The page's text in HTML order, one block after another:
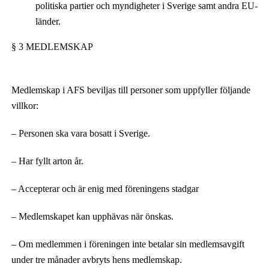
politiska partier och myndigheter i Sverige samt andra EU-
länder.
§ 3 MEDLEMSKAP
Medlemskap i AFS beviljas till personer som uppfyller följande
villkor:
– Personen ska vara bosatt i Sverige.
– Har fyllt arton år.
– Accepterar och är enig med föreningens stadgar
– Medlemskapet kan upphävas när önskas.
– Om medlemmen i föreningen inte betalar sin medlemsavgift
under tre månader avbryts hensmedlemskap.